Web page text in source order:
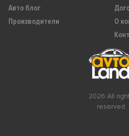
2026 All
reserved
Авто блог
Производители
О